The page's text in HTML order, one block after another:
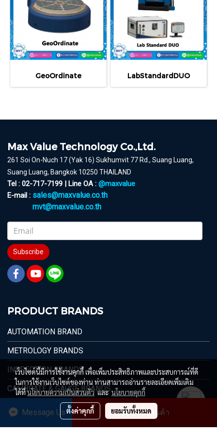
สั่งซื้อสินค้า
Message Us
GeoOrdinate LabStandardDUO
Max Value Technology Co.,Ltd.
261 Soi On-Nuch 17 (Yak 16) Sukhumvit 77 Rd., Suang Luang,
Suang Luang, Bangkok 10250 THAILAND
Tel : 02-717-7199 | Line OA : @maxvalue
E-mail : sales@maxvalue.co.th
mvt@maxvalue.co.th
Subscribe
PRODUCT BRANDS
AUTOMATION BRAND
METROLOGY BRANDS
INSPECTION BRANDS
CALIBRATE & GAUGE BRANDS
© 1996 - 2026 Max Value Technology Co.,Ltd.
เว็บไซต์นี้มีการใช้งานคุกกี้ เพื่อเพิ่มประสิทธิภาพและประสบการณ์ที่ดี
ในการใช้งานเว็บไซต์ของท่าน ท่านสามารถอ่านรายละเอียดเพิ่มเติม
ได้ที่นโยบายความเป็นส่วนตัวและนโยบายคุกกี้
ตั้งค่าคุกกี้ ยอมรับทั้งหมด